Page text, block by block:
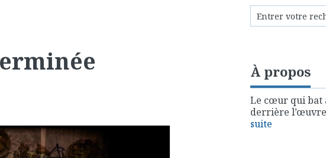
À propos
Le cœur qui bat
derrière
suite